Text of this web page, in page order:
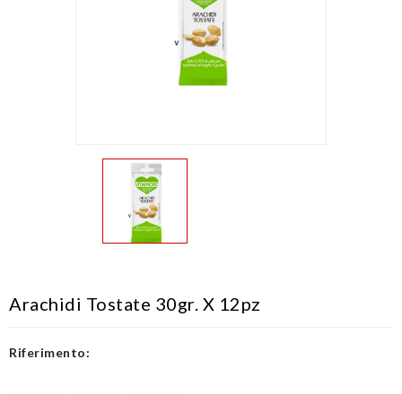
Arachidi Tostate 30gr. X 12pz
Riferimento: